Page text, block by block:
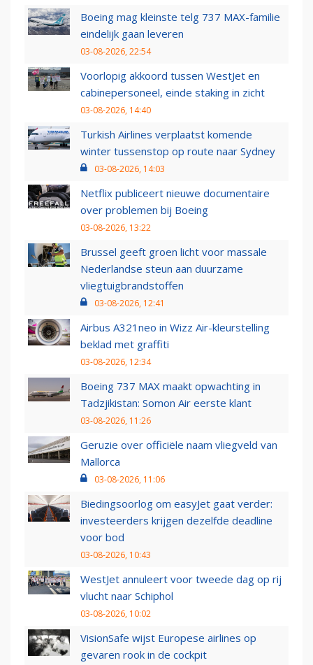
Boeing mag kleinste telg 737 MAX-familie
eindelijk gaan leveren
03-08-2026, 22:54
Voorlopig akkoord tussen WestJet en
cabinepersoneel, einde staking in zicht
03-08-2026, 14:40
Turkish Airlines verplaatst komende
winter tussenstop op route naar Sydney
03-08-2026, 14:03
Netflix publiceert nieuwe documentaire
over problemen bij Boeing
03-08-2026, 13:22
Brussel geeft groen licht voor massale
Nederlandse steun aan duurzame
vliegtuigbrandstoffen
03-08-2026, 12:41
Airbus A321neo in Wizz Air-kleurstelling
beklad met graffiti
03-08-2026, 12:34
Boeing 737 MAX maakt opwachting in
Tadzjikistan: Somon Air eerste klant
03-08-2026, 11:26
Geruzie over officiële naam vliegveld van
Mallorca
03-08-2026, 11:06
Biedingsoorlog om easyJet gaat verder:
investeerders krijgen dezelfde deadline
voor bod
03-08-2026, 10:43
WestJet annuleert voor tweede dag op rij
vlucht naar Schiphol
03-08-2026, 10:02
VisionSafe wijst Europese airlines op
gevaren rook in de cockpit